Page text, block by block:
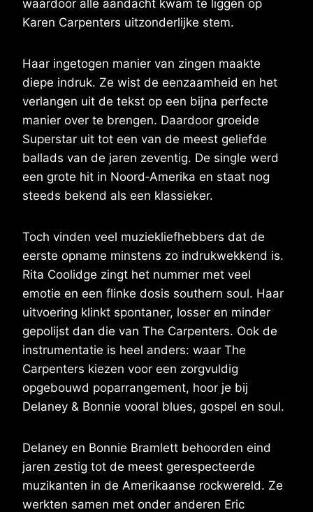
waardoor alle aandacht kwam te liggen op
Karen Carpenters uitzonderlijke stem.
Haar ingetogen manier van zingen maakte
diepe indruk. Ze wist de eenzaamheid en het
verlangen uit de tekst op een bijna perfecte
manier over te brengen. Daardoor groeide
Superstar uit tot een van de meest geliefde
ballads van de jaren zeventig. De single werd
een grote hit in Noord‑Amerika en staat nog
steeds bekend als een klassieker.
Toch vinden veel muziekliefhebbers dat de
eerste opname minstens zo indrukwekkend is.
Rita Coolidge zingt het nummer met veel
emotie en een flinke dosis southern soul. Haar
uitvoering klinkt spontaner, losser en minder
gepolijst dan die van The Carpenters. Ook de
instrumentatie is heel anders: waar The
Carpenters kiezen voor een zorgvuldig
opgebouwd poparrangement, hoor je bij
Delaney & Bonnie vooral blues, gospel en soul.
Delaney en Bonnie Bramlett behoorden eind
jaren zestig tot de meest gerespecteerde
muzikanten in de Amerikaanse rockwereld. Ze
werkten samen met onder anderen Eric